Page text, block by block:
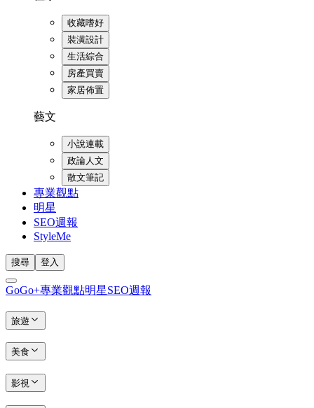
收藏嗜好
裝潢設計
生活綜合
房產買賣
家居佈置
藝文
小說連載
政論人文
散文筆記
專業觀點
明星
SEO週報
StyleMe
搜尋 登入
GoGo+專業觀點明星SEO週報
旅遊
美食
影視